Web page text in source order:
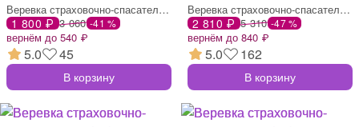
Веревка страховочно-спасательная climb 4
1 800 ₽ 3 060 -41 %
вернём до 540 ₽
5.0 45
В корзину
Веревка страховочно-спасательная climb 3
2 810 ₽ 5 310 -47 %
вернём до 840 ₽
5.0 162
В корзину